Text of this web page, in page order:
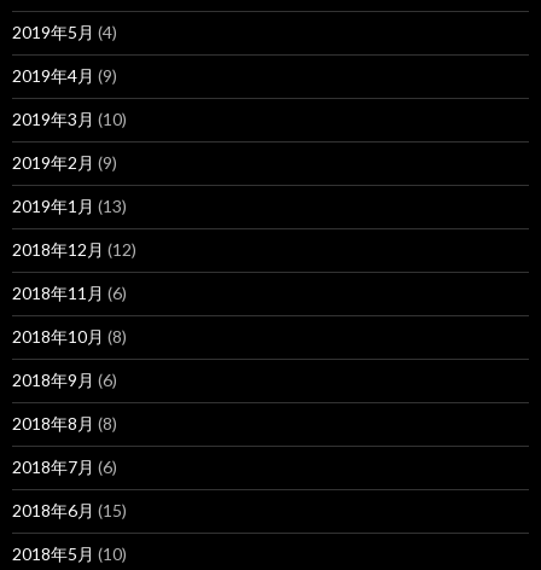
2019年5月 (4)
2019年4月 (9)
2019年3月 (10)
2019年2月 (9)
2019年1月 (13)
2018年12月 (12)
2018年11月 (6)
2018年10月 (8)
2018年9月 (6)
2018年8月 (8)
2018年7月 (6)
2018年6月 (15)
2018年5月 (10)